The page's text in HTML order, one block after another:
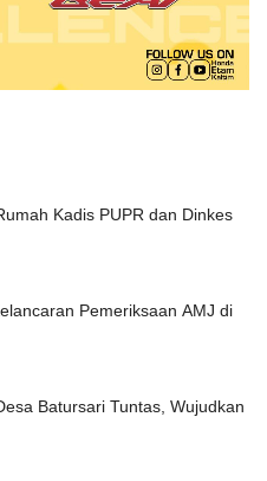
Kadis PUPR dan Dinkes
Pemeriksaan AMJ di
Batursari Tuntas, Wujudkan